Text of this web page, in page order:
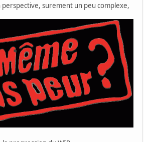
surement un peu complexe,